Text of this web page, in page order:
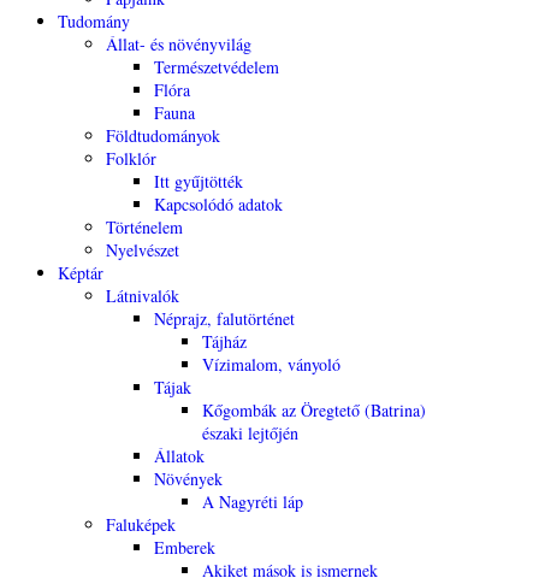
Tudomány
Állat- és növényvilág
Természetvédelem
Flóra
Fauna
Földtudományok
Folklór
Itt gyűjtötték
Kapcsolódó adatok
Történelem
Nyelvészet
Képtár
Látnivalók
Néprajz, falutörténet
Tájház
Vízimalom, ványoló
Tájak
Kőgombák az Öregtető (Batrina)
északi lejtőjén
Állatok
Növények
A Nagyréti láp
Faluképek
Emberek
Akiket mások is ismernek